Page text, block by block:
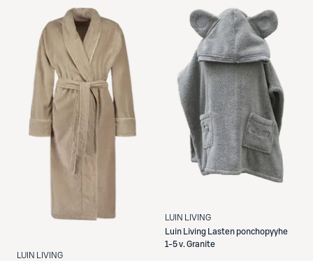
LUIN LIVING
LUIN LIVING
Luin Living
Lasten ponchopyyhe
1-5 v. Granite